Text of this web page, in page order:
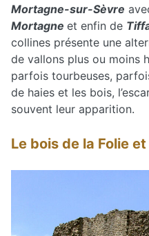
Mortagne-sur-Sèvre
Mortagne et enfin de
collines présente une
de vallons plus ou moins
parfois tourbeuses,
de haies et les bois,
souvent leur apparition.
Le bois de la Folie